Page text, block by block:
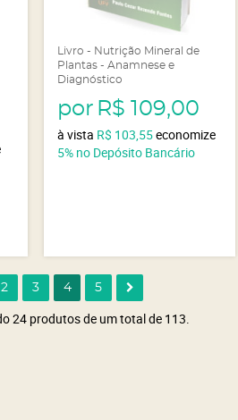
Livro - Nutrição Mineral de
Plantas - Anamnese e
Diagnóstico
por R$ 109,00
à vista R$ 103,55economize
5% no Depósito Bancário
2 3 4 5
24 produtos de um total de 113.